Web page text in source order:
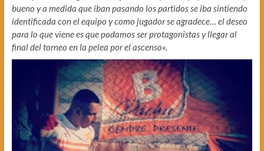
bueno y a medida que iban pasando los partidos se iba sintiendo
identificada con el equipo y como jugador se agradece… el deseo
para lo que viene es que podamos ser protagonistas y llegar al
final del torneo en la pelea por el ascenso«.